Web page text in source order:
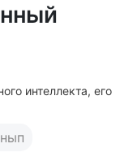
интеллекта, его